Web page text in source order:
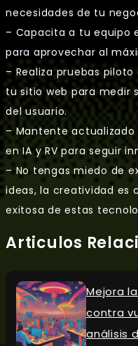
necesidades de tu
– Capacita a tu equipo
para aprovechar al
– Realiza pruebas
tu sitio web para medir
del usuario.
– Mantente
en IA y RV para seguir
– No tengas miedo de
ideas, la creatividad es
exitosa de estas
Articulos
Mejora
contra
análisis